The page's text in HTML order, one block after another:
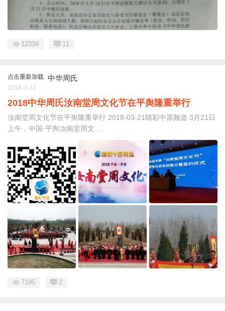
12334 11
点击重新加载 中华周氏
2018-3-22
2018中华周氏汝南堂周文化节在平舆隆重举行
汝南堂周文化节在平舆隆重举行 2018-03-21睛彩中原频道 3月21日
上午，中国·平舆汝南堂周文 ...
7195 2